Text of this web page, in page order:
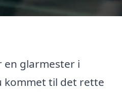
en glarmester i
kommet til det rette